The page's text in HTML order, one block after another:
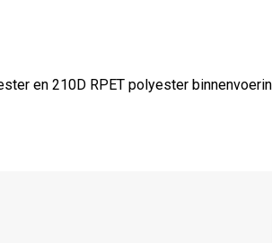
en 210D RPET polyester